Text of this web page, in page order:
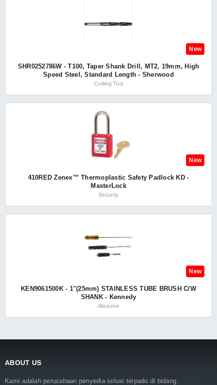
New
SHR0252786W - T100, Taper Shank Drill, MT2, 19mm, High
Speed Steel, Standard Length - Sherwood
Cutting Tool
New
410RED Zenex™ Thermoplastic Safety Padlock KD -
MasterLock
Security
New
KEN9061500K - 1"(25mm) STAINLESS TUBE BRUSH C/W
SHANK - Kennedy
Abrasive
ABOUT US
Kami adalah perusahaan penyedia solusi terpadu di bidang